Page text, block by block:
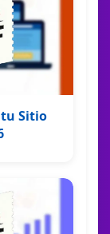
tu Sitio